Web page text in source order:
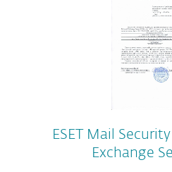
ESET Mail
Exchange